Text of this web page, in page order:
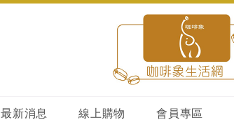
最新消息 線上購物 會員專區